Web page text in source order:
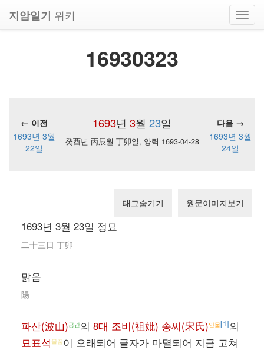
지암일기 위키
16930323
1693년 3월 23일
← 이전
다음 →
1693년 3월
22일
癸酉년 丙辰월 丁卯일, 양력 1693-04-28
1693년 3월
24일
태그숨기기 원문이미지보기
1693년 3월 23일 정묘
二十三日 丁卯
맑음
陽
파산(波山)공간의 8대 조비(祖妣) 송씨(宋氏)인물[1]의
묘표석 물품이 오래되어 글자가 마멸되어 지금 고쳐